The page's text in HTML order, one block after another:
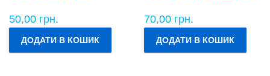
50,00 грн.
ДОДАТИ В КОШИК
70,00 грн.
ДОДАТИ В КОШИК